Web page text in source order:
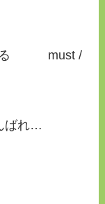
る must /
れ…
業